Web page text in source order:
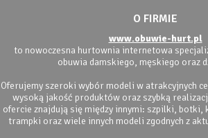
O FIRMIE
www.obuwie-hurt.pl
to nowoczesna hurtownia internetowa
obuwia damskiego, męskiego oraz
Oferujemy szeroki wybór modeli w atrakcyjnych
wysoką jakość produktów oraz szybką
ofercie znajdują się między innymi: szpilki, botki,
trampki oraz wiele innych modeli zgodnych z